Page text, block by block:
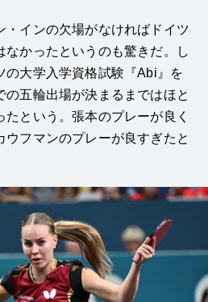
・インの欠場がなければドイツ
なかったというのも驚きだ。し
の大学入学資格試験『Abi』を
の五輪出場が決まるまではほと
という。張本のプレーが良く
ウフマンのプレーが良すぎたと